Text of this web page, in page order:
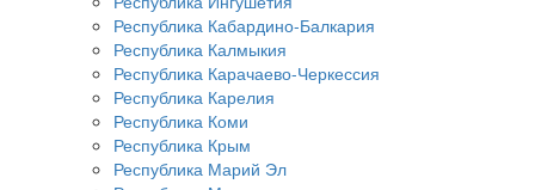
Республика Кабардино-Балкария
Республика Калмыкия
Республика Карачаево-Черкессия
Республика Карелия
Республика Коми
Республика Крым
Республика Марий Эл